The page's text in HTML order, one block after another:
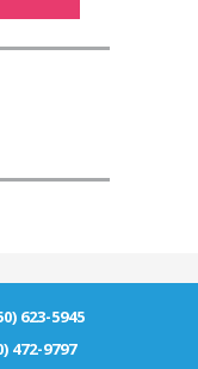
623-5945
472-9797